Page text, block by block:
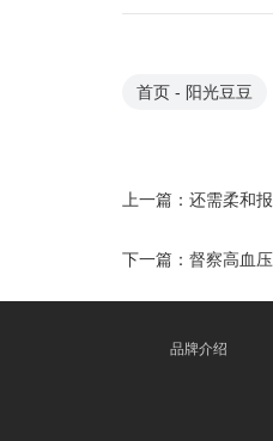
首页 - 阳光豆豆
上一篇： 还需柔和
下一篇： 督察高血
品牌介绍